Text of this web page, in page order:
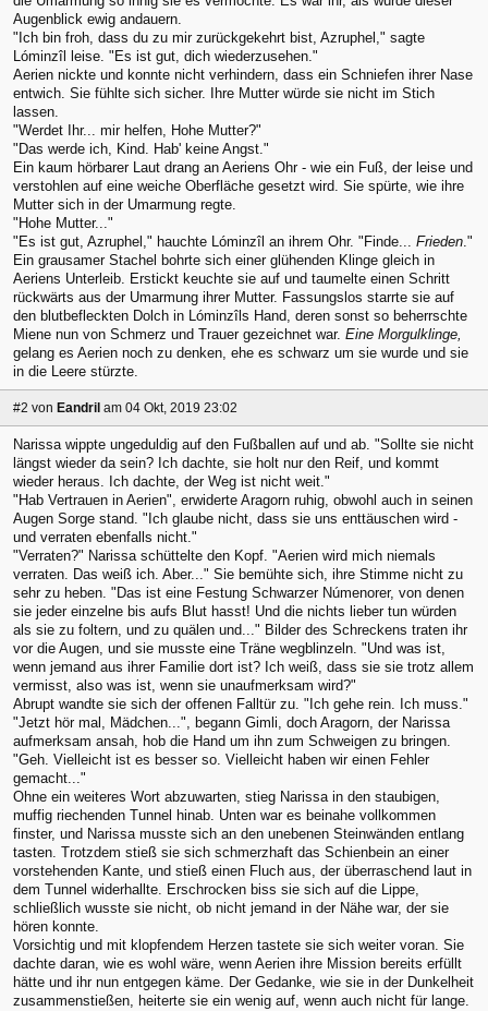
Augenblick ewig andauern.
"Ich bin froh, dass du zu mir zurückgekehrt bist, Azruphel," sagte
Lóminzîl leise. "Es ist gut, dich wiederzusehen."
Aerien nickte und konnte nicht verhindern, dass ein Schniefen ihrer Nase
entwich. Sie fühlte sich sicher. Ihre Mutter würde sie nicht im Stich
lassen.
"Werdet Ihr... mir helfen, Hohe Mutter?"
"Das werde ich, Kind. Hab' keine Angst."
Ein kaum hörbarer Laut drang an Aeriens Ohr - wie ein Fuß, der leise und
verstohlen auf eine weiche Oberfläche gesetzt wird. Sie spürte, wie ihre
Mutter sich in der Umarmung regte.
"Hohe Mutter..."
"Es ist gut, Azruphel," hauchte Lóminzîl an ihrem Ohr. "Finde... Frieden ."
Ein grausamer Stachel bohrte sich einer glühenden Klinge gleich in
Aeriens Unterleib. Erstickt keuchte sie auf und taumelte einen Schritt
rückwärts aus der Umarmung ihrer Mutter. Fassungslos starrte sie auf
den blutbefleckten Dolch in Lóminzîls Hand, deren sonst so beherrschte
Miene nun von Schmerz und Trauer gezeichnet war. Eine Morgulklinge,
gelang es Aerien noch zu denken, ehe es schwarz um sie wurde und sie
in die Leere stürzte.
#2 von Eandril am 04 Okt, 2019 23:02
Narissa wippte ungeduldig auf den Fußballen auf und ab. "Sollte sie nicht
längst wieder da sein? Ich dachte, sie holt nur den Reif, und kommt
wieder heraus. Ich dachte, der Weg ist nicht weit."
"Hab Vertrauen in Aerien", erwiderte Aragorn ruhig, obwohl auch in seinen
Augen Sorge stand. "Ich glaube nicht, dass sie uns enttäuschen wird -
und verraten ebenfalls nicht."
"Verraten?" Narissa schüttelte den Kopf. "Aerien wird mich niemals
verraten. Das weiß ich. Aber..." Sie bemühte sich, ihre Stimme nicht zu
sehr zu heben. "Das ist eine Festung Schwarzer Númenorer, von denen
sie jeder einzelne bis aufs Blut hasst! Und die nichts lieber tun würden
als sie zu foltern, und zu quälen und..." Bilder des Schreckens traten ihr
vor die Augen, und sie musste eine Träne wegblinzeln. "Und was ist,
wenn jemand aus ihrer Familie dort ist? Ich weiß, dass sie sie trotz allem
vermisst, also was ist, wenn sie unaufmerksam wird?"
Abrupt wandte sie sich der offenen Falltür zu. "Ich gehe rein. Ich muss."
"Jetzt hör mal, Mädchen...", begann Gimli, doch Aragorn, der Narissa
aufmerksam ansah, hob die Hand um ihn zum Schweigen zu bringen.
"Geh. Vielleicht ist es besser so. Vielleicht haben wir einen Fehler
gemacht..."
Ohne ein weiteres Wort abzuwarten, stieg Narissa in den staubigen,
muffig riechenden Tunnel hinab. Unten war es beinahe vollkommen
finster, und Narissa musste sich an den unebenen Steinwänden entlang
tasten. Trotzdem stieß sie sich schmerzhaft das Schienbein an einer
vorstehenden Kante, und stieß einen Fluch aus, der überraschend laut in
dem Tunnel widerhallte. Erschrocken biss sie sich auf die Lippe,
schließlich wusste sie nicht, ob nicht jemand in der Nähe war, der sie
hören konnte.
Vorsichtig und mit klopfendem Herzen tastete sie sich weiter voran. Sie
dachte daran, wie es wohl wäre, wenn Aerien ihre Mission bereits erfüllt
hätte und ihr nun entgegen käme. Der Gedanke, wie sie in der Dunkelheit
zusammenstießen, heiterte sie ein wenig auf, wenn auch nicht für lange.